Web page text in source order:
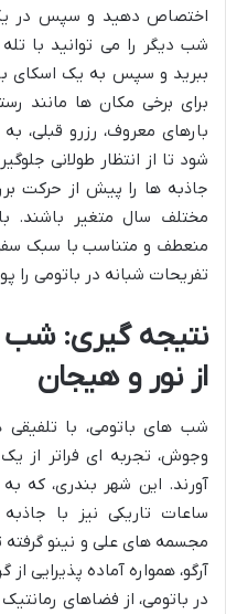
اختصاص دهید و سپس در
شب دیگر را می توانید با تله
ببرید و سپس به یک اسکای
برای برخی مکان ها مانند
بارهای معروف، رزرو قبلی،
شود تا از انتظار طولانی
جاذبه ها را پیش از حرکت
مختلف سال متغیر باشند.
منعطف و متناسب با سبک
تفریحات شبانه در باتومی
نتیجه گیری: شب
از نور و هیجان
شب های باتومی، با تلفیقی
وجوش، تجربه ای فراتر از
آورند. این شهر بندری، که
ساعات تاریکی نیز با
مجسمه های علی و نینو گرفته
آرگو، همواره آماده پذیرایی
در باتومی، از فضاهای